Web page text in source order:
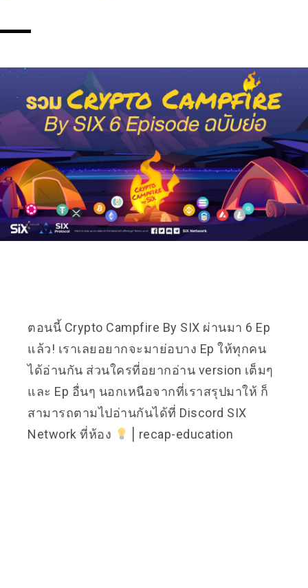
ตอนนี้ Crypto Campfire By SIX ผ่านมา 6 Ep
แล้ว! เราเลยอยากจะมาย่อบาง Ep ให้ทุกคน
ได้อ่านกัน ส่วนใครที่อยากอ่าน version เต็มๆ
และ Ep อื่นๆ นอกเหนือจากที่เราสรุปมาให้ ก็
สามารถตามไปอ่านกันได้ที่ Discord SIX
Network ที่ห้อง
⎪recap-education